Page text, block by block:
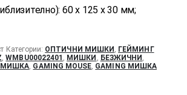
60 x 125 x 30 мм;
Категории: ОПТИЧНИ МИШКИ , ГЕЙМИНГ
,WMBU00022401 , МИШКИ , БЕЗЖИЧНИ ,
МИШКА, GAMING MOUSE, GAMING МИШКА